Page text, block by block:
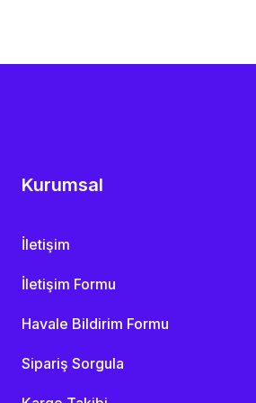
Kurumsal
İletişim
İletişim Formu
Havale Bildirim Formu
Sipariş Sorgula